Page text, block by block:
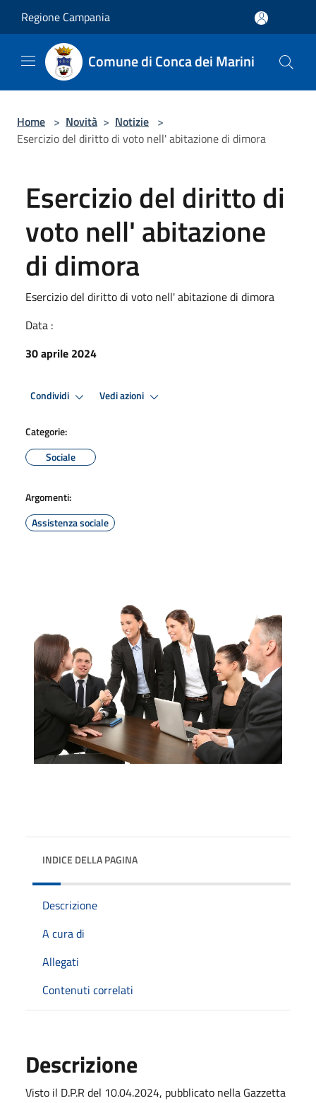
Regione Campania
Comune di Conca dei Marini
Home > Novità > Notizie >
Esercizio del diritto di voto nell' abitazione di dimora
Esercizio del diritto di
voto nell' abitazione
di dimora
Esercizio del diritto di voto nell' abitazione di dimora
Data :
30 aprile 2024
Condividi Vedi azioni
Categorie:
Sociale
Argomenti:
Assistenza sociale
INDICE DELLA PAGINA
Descrizione
A cura di
Allegati
Contenuti correlati
Descrizione
Visto il D.P.R del 10.04.2024, pubblicato nella Gazzetta